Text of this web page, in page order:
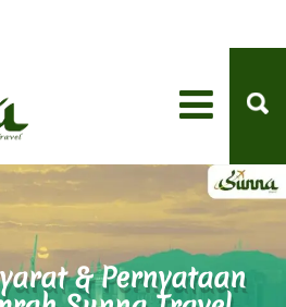
& Pernyataan